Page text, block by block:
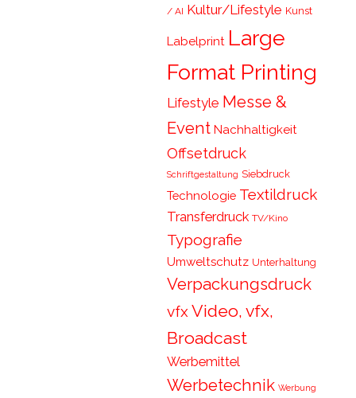
/ AI Kultur/Lifestyle Kunst
Labelprint Large
Format Printing
Lifestyle Messe &
Event Nachhaltigkeit
Offsetdruck
Schriftgestaltung Siebdruck
Technologie Textildruck
Transferdruck TV/Kino
Typografie
Umweltschutz Unterhaltung
Verpackungsdruck
vfxVideo, vfx,
Broadcast
Werbemittel
Werbetechnik Werbung